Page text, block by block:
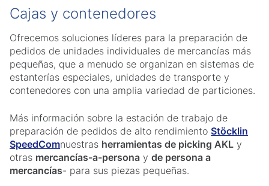
Cajas y contenedores
Ofrecemos soluciones líderes para la preparación de
pedidos de unidades individuales de mercancías más
pequeñas, que a menudo se organizan en sistemas de
estanterías especiales, unidades de transporte y
contenedores con una amplia variedad de particiones.
Más información sobre la estación de trabajo de
preparación de pedidos de alto rendimiento Stöcklin
SpeedComnuestras herramientas de picking AKL y
otras mercancías-a-persona y de persona a
mercancías- para sus piezas pequeñas.